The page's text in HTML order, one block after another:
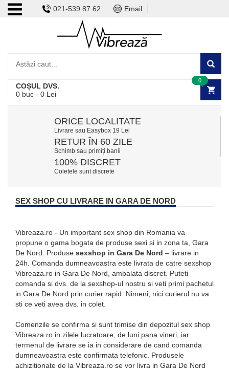
021-539.87.62 Email
COȘUL DVS.
0 buc - 0 Lei
0
ORICE LOCALITATE
Livrare sau Easybox 19 Lei
RETUR ÎN 60 ZILE
Schimb sau primiți banii
100% DISCRET
Coletele sunt discrete
SEX SHOP CU LIVRARE IN GARA DE NORD
Vibreaza.ro - Un important sex shop din Romania va
propune o gama bogata de produse sexi si in zona ta, Gara
De Nord. Produse sexshop in Gara De Nord – livrare in
24h. Comanda dumneavoastra este livrata de catre sexshop
Vibreaza.ro in Gara De Nord, ambalata discret. Puteti
comanda si dvs. de la sexshop-ul nostru si veti primi pachetul
in Gara De Nord prin curier rapid. Nimeni, nici curierul nu va
sti ce veti avea dvs. in colet.
Comenzile se confirma si sunt trimise din depozitul sex shop
Vibreaza.ro in zilele lucratoare, de luni pana vineri, iar
termenul de livrare se ia in considerare de cand comanda
dumneavoastra este confirmata telefonic. Produsele
achizitionate de la Vibreaza.ro se vor livra in Gara De Nord